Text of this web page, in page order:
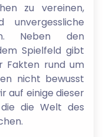
zu vereinen,
Neben den
Spielfeld gibt
Fakten rund um
nicht bewusst
auf einige dieser
die Welt des